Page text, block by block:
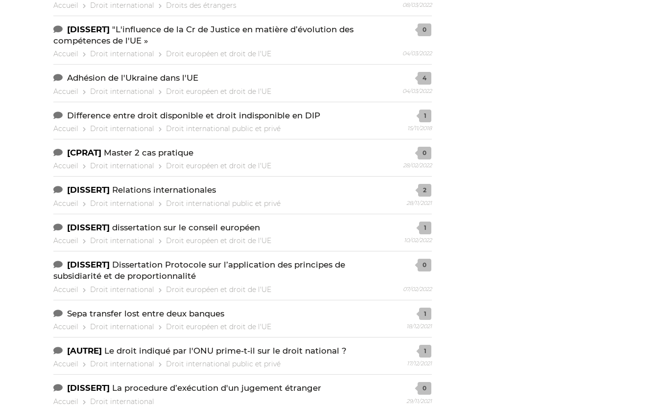
Accueil Droit international Droits des étrangers 08/03/2022
[DISSERT] "L'influence de la Cr de Justice en matière d’évolution des
compétences de l'UE »
Accueil Droit international Droit européen et droit de l'UE
0
04/03/2022
Adhésion de l'Ukraine dans l'UE
Accueil Droit international Droit européen et droit de l'UE
4
04/03/2022
Difference entre droit disponible et droit indisponible en DIP
Accueil Droit international Droit international public et privé
1
15/11/2018
[CPRAT] Master 2 cas pratique
Accueil Droit international Droit européen et droit de l'UE
0
28/02/2022
[DISSERT] Relations internationales
Accueil Droit international Droit international public et privé
2
28/11/2021
[DISSERT] dissertation sur le conseil européen
Accueil Droit international Droit européen et droit de l'UE
1
10/02/2022
[DISSERT] Dissertation Protocole sur l’application des principes de
subsidiarité et de proportionnalité
Accueil Droit international Droit européen et droit de l'UE
0
07/02/2022
Sepa transfer lost entre deux banques
Accueil Droit international Droit européen et droit de l'UE
1
18/12/2021
[AUTRE] Le droit indiqué par l'ONU prime-t-il sur le droit national ?
Accueil Droit international Droit international public et privé
1
17/12/2021
[DISSERT] La procedure d’exécution d'un jugement étranger
Accueil Droit international
0
29/11/2021